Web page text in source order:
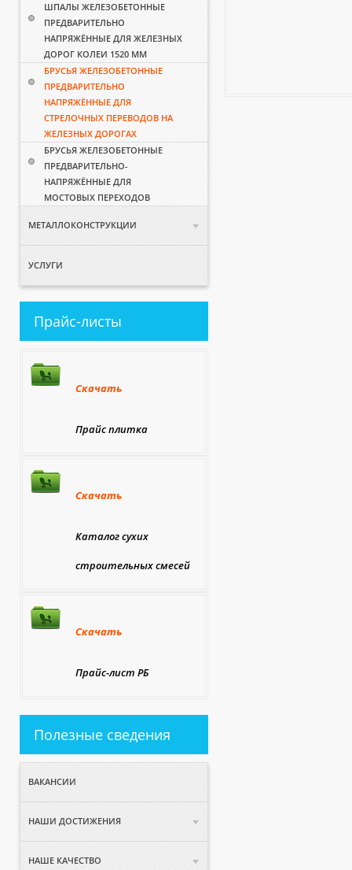
ШПАЛЫ ЖЕЛЕЗОБЕТОННЫЕ
ПРЕДВАРИТЕЛЬНО
НАПРЯЖЁННЫЕ ДЛЯ ЖЕЛЕЗНЫХ
ДОРОГ КОЛЕИ 1520 ММ
БРУСЬЯ ЖЕЛЕЗОБЕТОННЫЕ
ПРЕДВАРИТЕЛЬНО
НАПРЯЖЁННЫЕ ДЛЯ
СТРЕЛОЧНЫХ ПЕРЕВОДОВ НА
ЖЕЛЕЗНЫХ ДОРОГАХ
БРУСЬЯ ЖЕЛЕЗОБЕТОННЫЕ
ПРЕДВАРИТЕЛЬНО-
НАПРЯЖЁННЫЕ ДЛЯ
МОСТОВЫХ ПЕРЕХОДОВ
МЕТАЛЛОКОНСТРУКЦИИ
УСЛУГИ
Прайс-листы
Скачать
Прайс плитка
Скачать
Каталог сухих
строительных смесей
Скачать
Прайс-лист РБ
Полезные сведения
ВАКАНСИИ
НАШИ ДОСТИЖЕНИЯ
НАШЕ КАЧЕСТВО